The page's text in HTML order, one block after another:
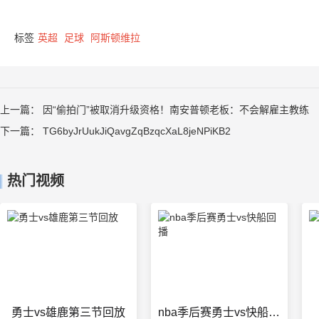
标签 英超 足球 阿斯顿维拉
上一篇：
因“偷拍门”被取消升级资格！南安普顿老板：不会解雇主教练
下一篇： TG6byJrUukJiQavgZqBzqcXaL8jeNPiKB2
热门视频
勇士vs雄鹿第三节回放 nba季后赛勇士vs快船回播